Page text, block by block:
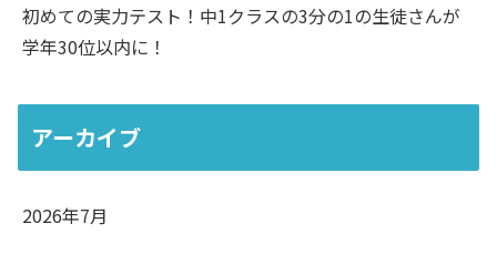
初めての実力テスト！中1クラスの3分の1の生徒さんが
学年30位以内に！
アーカイブ
2026年7月